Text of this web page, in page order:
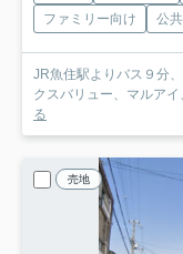
ファミリー向け
公
JR魚住駅よりバス９分
クスバリュー、マルア
る
売地